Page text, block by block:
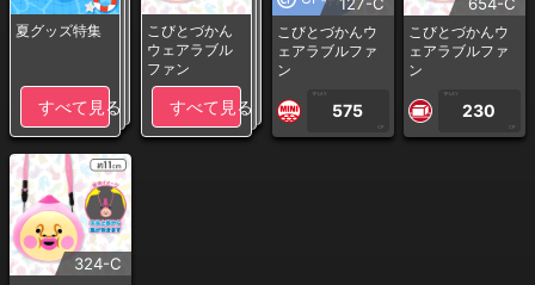
夏グッズ特集
すべて見る
こびとづかん
ウェアラブル
ファン
すべて見る
こびとづかんウ
ェアラブルファ
ン
1PLAY
575
CP
こびとづかんウ
ェアラブルファ
ン
1PLAY
230
CP
324-C